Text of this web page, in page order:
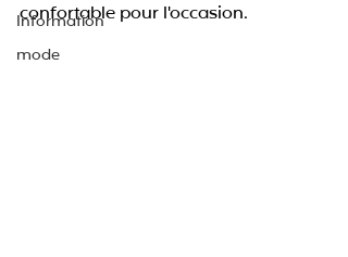
Information
mode
confortable pour l'occasion.